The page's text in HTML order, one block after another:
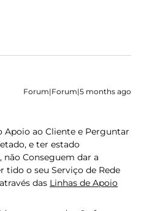
Forum|Forum|5 months ago
Apoio ao Cliente e Perguntar
e ter estado
não Conseguem dar a
tido o seu Serviço de Rede
das Linhas de Apoio